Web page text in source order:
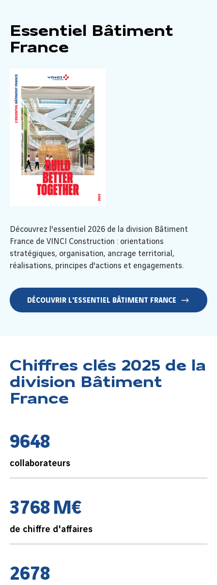
Essentiel Bâtiment
France
Découvrez l'essentiel 2026 de la division Bâtiment
France de VINCI Construction : orientations
stratégiques, organisation, ancrage territorial,
réalisations, principes d'actions et engagements.
DÉCOUVRIR L'ESSENTIEL BÂTIMENT FRANCE
Chiffres clés 2025 de la
division Bâtiment
France
9648
collaborateurs
3768 M€
de chiffre d'affaires
2678